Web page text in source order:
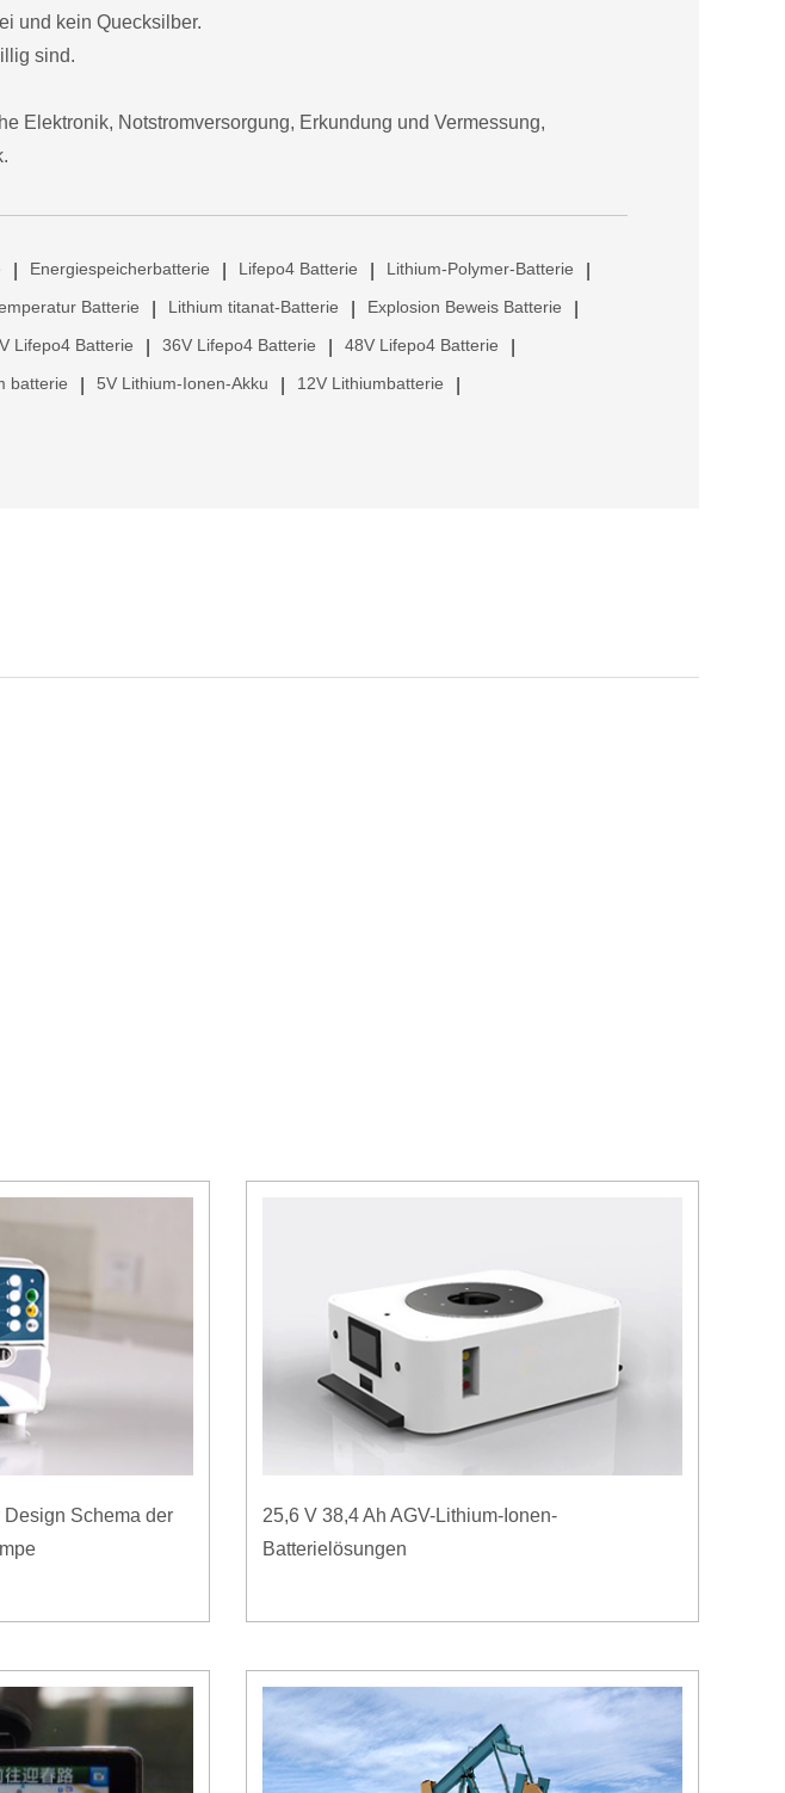
und kein Quecksilber.
sind.
Elektronik, Notstromversorgung, Erkundung und Vermessung,
Energiespeicherbatterie Lifepo4 Batterie Lithium-Polymer-Batterie
Batterie Lithium titanat-Batterie Explosion Beweis Batterie
Lifepo4 Batterie 36V Lifepo4 Batterie 48V Lifepo4 Batterie
batterie 5V Lithium-Ionen-Akku 12V Lithiumbatterie
Schema der
25,6 V 38,4 Ah AGV-Lithium-Ionen-
Batterielösungen